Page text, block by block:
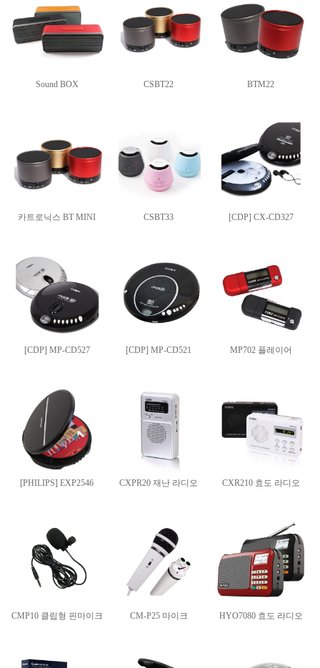
Sound BOX CSBT22 BTM22
카트로닉스 BT MINI CSBT33 [CDP] CX-CD327
[CDP] MP-CD527 [CDP] MP-CD521 MP702 플레이어
[PHILIPS] EXP2546 CXPR20 재난 라디오 CXR210 효도 라디오
CMP10 클립형 핀마이크 CM-P25 마이크 HYO7080 효도 라디오